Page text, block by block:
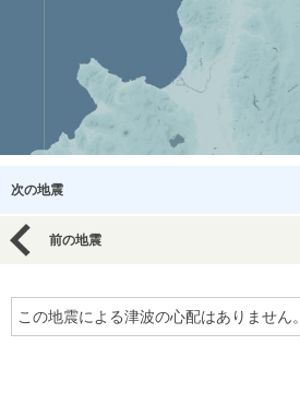
次の地震
前の地震
この地震による津波の心配はありません。